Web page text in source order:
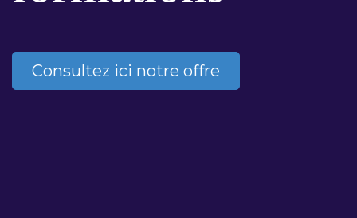
Consultez ici notre offre